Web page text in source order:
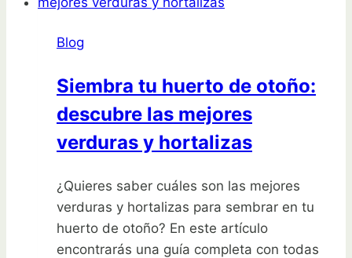
en
Blog
Siembra tu huerto de otoño:
descubre las mejores
verduras y hortalizas
¿Quieres saber cuáles son las mejores
verduras y hortalizas para sembrar en tu
huerto de otoño? En este artículo
encontrarás una guía completa con todas